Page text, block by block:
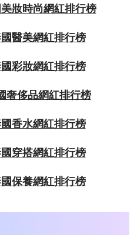
妝時尚網紅排行榜
醫美網紅排行榜
彩妝網紅排行榜
奢侈品網紅排行榜
香水網紅排行榜
穿搭網紅排行榜
保養網紅排行榜